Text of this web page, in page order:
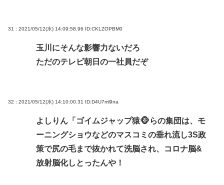
31 : 2021/05/12(水) 14:09:58.96 ID:CKLZOPBM0
玉川にそんな影響力ないだろ
ただのテレビ朝日の一社員だぞ
32 : 2021/05/12(水) 14:10:00.31 ID:D4U7ml9na
よしりん「ゴイムジャップ猿🐵らの集団は、モ
ーニングショウなどのマスコミの垂れ流し3S政
策で尻の毛まで抜かれて洗脳され、コロナ脳&
放射脳化しとったんや！